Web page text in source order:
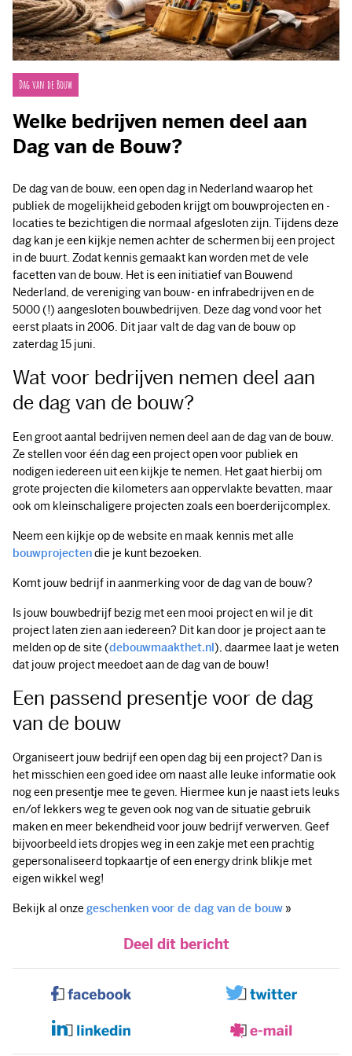
Dag van de Bouw
Welke bedrijven nemen deel aan
Dag van de Bouw?
De dag van de bouw, een open dag in Nederland waarop het
publiek de mogelijkheid geboden krijgt om bouwprojecten en -
locaties te bezichtigen die normaal afgesloten zijn. Tijdens deze
dag kan je een kijkje nemen achter de schermen bij een project
in de buurt. Zodat kennis gemaakt kan worden met de vele
facetten van de bouw. Het is een initiatief van Bouwend
Nederland, de vereniging van bouw- en infrabedrijven en de
5000 (!) aangesloten bouwbedrijven. Deze dag vond voor het
eerst plaats in 2006. Dit jaar valt de dag van de bouw op
zaterdag 15 juni.
Wat voor bedrijven nemen deel aan
de dag van de bouw?
Een groot aantal bedrijven nemen deel aan de dag van de bouw.
Ze stellen voor één dag een project open voor publiek en
nodigen iedereen uit een kijkje te nemen. Het gaat hierbij om
grote projecten die kilometers aan oppervlakte bevatten, maar
ook om kleinschaligere projecten zoals een boerderijcomplex.
Neem een kijkje op de website en maak kennis met alle
bouwprojectendie je kunt bezoeken.
Komt jouw bedrijf in aanmerking voor de dag van de bouw?
Is jouw bouwbedrijf bezig met een mooi project en wil je dit
project laten zien aan iedereen? Dit kan door je project aan te
melden op de site (debouwmaakthet.nl ), daarmee laat je weten
dat jouw project meedoet aan de dag van de bouw!
Een passend presentje voor de dag
van de bouw
Organiseert jouw bedrijf een open dag bij een project? Dan is
het misschien een goed idee om naast alle leuke informatie ook
nog een presentje mee te geven. Hiermee kun je naast iets leuks
en/of lekkers weg te geven ook nog van de situatie gebruik
maken en meer bekendheid voor jouw bedrijf verwerven. Geef
bijvoorbeeld iets dropjes weg in een zakje met een prachtig
gepersonaliseerd topkaartje of een energy drink blikje met
eigen wikkel weg!
Bekijk al onze geschenken voor de dag van de bouw »
Deel dit bericht